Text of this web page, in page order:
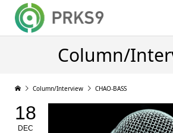
Column/
Column/Interview CHAO-BASS
18
DEC